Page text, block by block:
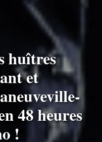
huîtres
et
48 heures
!